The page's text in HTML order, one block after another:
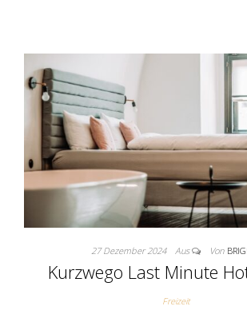
27 Dezember 2024 Aus Von
Kurzwego Last Minute
Freizeit